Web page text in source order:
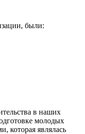
были:
в наших
молодых
которая являлась